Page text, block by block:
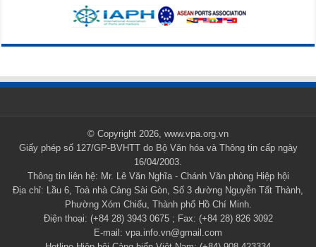
© Copyright 2026, www.vpa.org.vn
Giấy phép số 127/GP-BVHTT do Bộ Văn hóa và Thông tin cấp ngày
16/04/2003.
Thông tin liên hệ: Mr. Lê Văn Nghĩa - Chánh Văn phòng Hiệp hội
Địa chỉ: Lầu 6, Toà nhà Cảng Sài Gòn, Số 3 đường Nguyễn Tất Thành,
Phường Xóm Chiếu, Thành phố Hồ Chí Minh.
Điện thoại: (+84 28) 3943 0675 ; Fax: (+84 28) 826 3092
E-mail: vpa.info.vn@gmail.com